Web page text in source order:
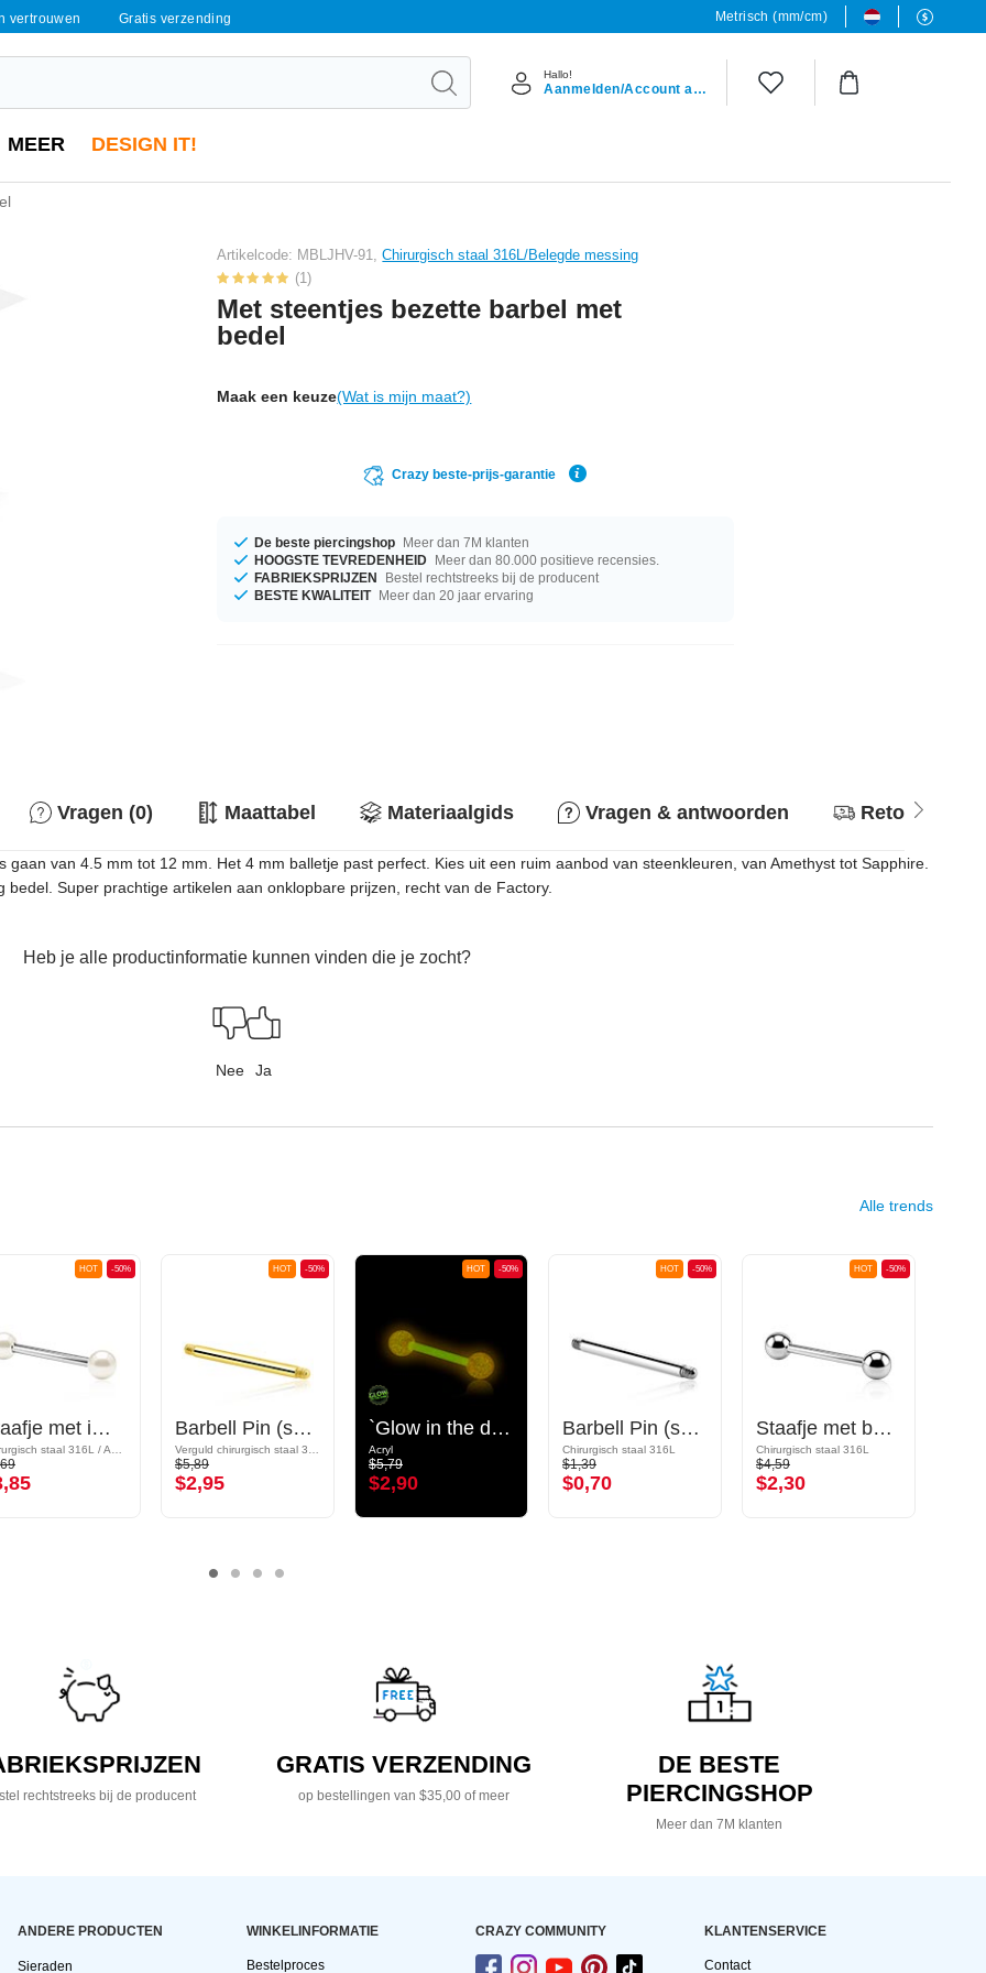
vertrouwen Gratis verzending Metrisch (mm/cm)
Hallo!
Aanmelden/Account aanmaken
MEER DESIGN IT!
Artikelcode: MBLJHV-91,Chirurgisch staal 316L/Belegde messing
(1)
Met steentjes bezette barbel met
bedel
Maak een keuze(Wat is mijn maat?)
Crazy beste-prijs-garantie
De beste piercingshop Meer dan 7M klanten
HOOGSTE TEVREDENHEID Meer dan 80.000 positieve recensies.
FABRIEKSPRIJZEN
Bestel rechtstreeks bij de producent
BESTE KWALITEIT Meer dan 20 jaar ervaring
Vragen (0) Maattabel Materiaalgids Vragen & antwoorden Retourbeleid
van 4.5 mm tot 12 mm. Het 4 mm balletje past perfect. Kies uit een ruim aanbod van steenkleuren, van Amethyst tot Sapphire.
Super prachtige artikelen aan onklopbare prijzen, recht van de Factory.
Heb je alle productinformatie kunnen vinden die je zocht?
Nee Ja
Alle trends
-50%
HOT
Staafje met imitatieparel
-50%
HOT
Barbell Pin (surgical steel, gold, shiny finish)
$5,89
$2,95
-50%
HOT
`Glow in the dark` staafje
Acryl
$5,79
$2,90
-50%
HOT
Barbell Pin (surgical steel, silver, shiny finish)
Chirurgisch staal 316L
$1,39
$0,70
-50%
HOT
Staafje met balletjes
Chirurgisch staal 316L
$4,59
$2,30
rechtstreeks bij de producent
GRATIS VERZENDING
op bestellingen van $35,00 of meer
DE BESTE
PIERCINGSHOP
Meer dan 7M klanten
ANDERE PRODUCTEN
Sieraden
WINKELINFORMATIE
Bestelproces
CRAZY COMMUNITY KLANTENSERVICE
Contact